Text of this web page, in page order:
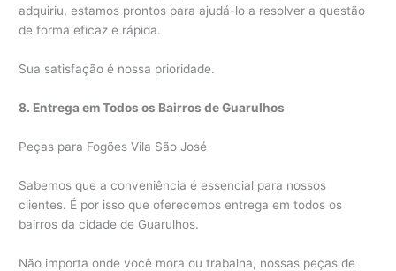
adquiriu, estamos prontos para ajudá-lo a resolver a questão
de forma eficaz e rápida.
Sua satisfação é nossa prioridade.
8. Entrega em Todos os Bairros de Guarulhos
Peças para Fogões Vila São José
Sabemos que a conveniência é essencial para nossos
clientes. É por isso que oferecemos entrega em todos os
bairros da cidade de Guarulhos.
Não importa onde você mora ou trabalha, nossas peças de